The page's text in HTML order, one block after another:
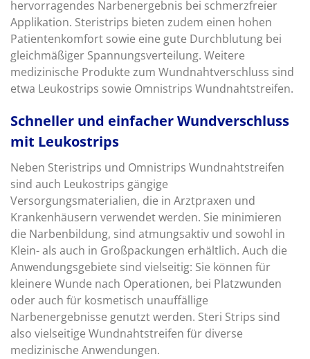
hervorragendes Narbenergebnis bei schmerzfreier
Applikation. Steristrips bieten zudem einen hohen
Patientenkomfort sowie eine gute Durchblutung bei
gleichmäßiger Spannungsverteilung. Weitere
medizinische Produkte zum Wundnahtverschluss sind
etwa Leukostrips sowie Omnistrips Wundnahtstreifen.
Schneller und einfacher Wundverschluss
mit Leukostrips
Neben Steristrips und Omnistrips Wundnahtstreifen
sind auch Leukostrips gängige
Versorgungsmaterialien, die in Arztpraxen und
Krankenhäusern verwendet werden. Sie minimieren
die Narbenbildung, sind atmungsaktiv und sowohl in
Klein- als auch in Großpackungen erhältlich. Auch die
Anwendungsgebiete sind vielseitig: Sie können für
kleinere Wunde nach Operationen, bei Platzwunden
oder auch für kosmetisch unauffällige
Narbenergebnisse genutzt werden. Steri Strips sind
also vielseitige Wundnahtstreifen für diverse
medizinische Anwendungen.